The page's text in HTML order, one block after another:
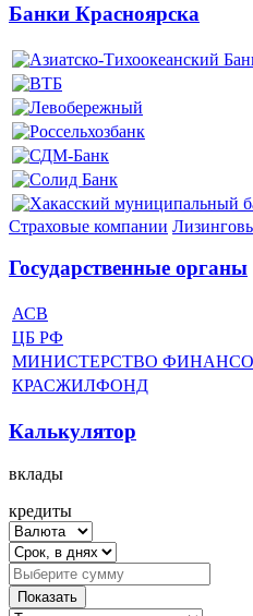
Банки Красноярска
Страховые компании
Государственные органы
АСВ
ЦБ РФ
МИНИСТЕРСТВО
КРАСЖИЛФОНД
Калькулятор
вклады
кредиты